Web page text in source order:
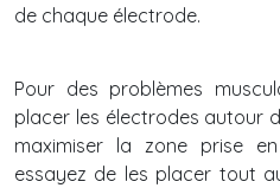
de chaque électrode.
Pour des problèmes
placer les électrodes autour
maximiser la zone prise
essayez de les placer tout